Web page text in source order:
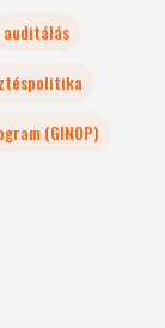
auditálás
(GINOP)